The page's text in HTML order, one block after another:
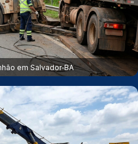
em Salvador‑BA